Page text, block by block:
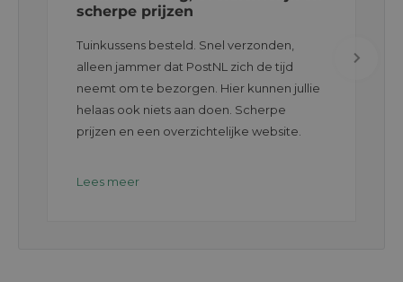
scherpe prijzen
Tuinkussens besteld. Snel verzonden,
alleen jammer dat PostNL zich de tijd
neemt om te bezorgen. Hier kunnen jullie
helaas ook niets aan doen. Scherpe
prijzen en een overzichtelijke website.
Lees meer